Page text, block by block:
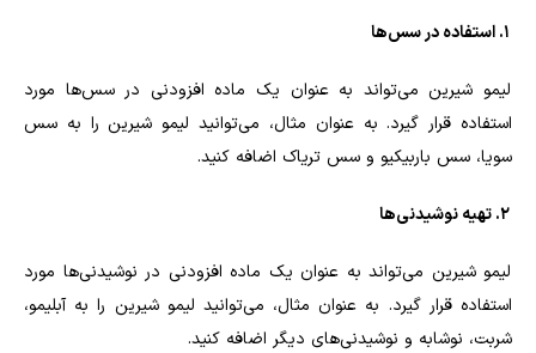
1. استفاده در سس‌ها
لیمو شیرین می‌تواند به عنوان یک ماده افزودنی در سس‌ها مورد
استفاده قرار گیرد. به عنوان مثال، می‌توانید لیمو شیرین را به سس
سویا، سس باربیکیو و سس تریاک اضافه کنید.
2. تهیه نوشیدنی‌ها
لیمو شیرین می‌تواند به عنوان یک ماده افزودنی در نوشیدنی‌ها مورد
استفاده قرار گیرد. به عنوان مثال، می‌توانید لیمو شیرین را به آبلیمو،
شربت، نوشابه و نوشیدنی‌های دیگر اضافه کنید.